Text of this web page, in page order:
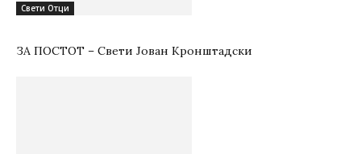
Свети Отци
ЗА ПОСТОТ – Свети Јован Кронштадски